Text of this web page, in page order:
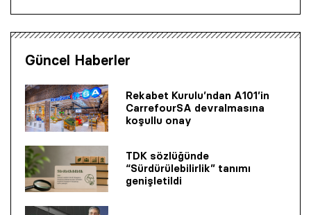
Güncel Haberler
Rekabet Kurulu’ndan A101’in
CarrefourSA devralmasına
koşullu onay
TDK sözlüğünde
“Sürdürülebilirlik” tanımı
genişletildi